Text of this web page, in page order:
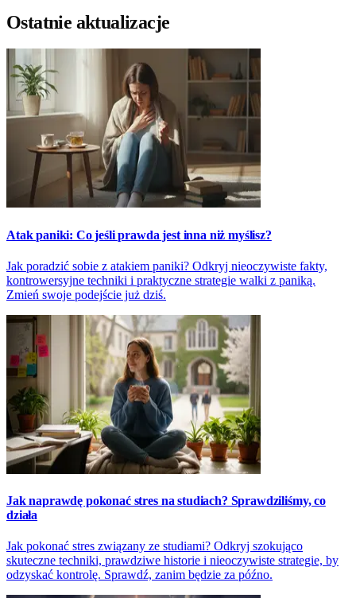
Ostatnie aktualizacje
Atak paniki: Co jeśli prawda jest inna niż myślisz?
Jak poradzić sobie z atakiem paniki? Odkryj nieoczywiste fakty,
kontrowersyjne techniki i praktyczne strategie walki z paniką.
Zmień swoje podejście już dziś.
Jak naprawdę pokonać stres na studiach? Sprawdziliśmy, co
działa
Jak pokonać stres związany ze studiami? Odkryj szokująco
skuteczne techniki, prawdziwe historie i nieoczywiste strategie, by
odzyskać kontrolę. Sprawdź, zanim będzie za późno.